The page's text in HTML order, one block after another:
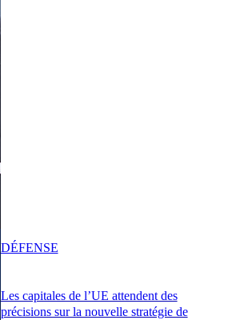
Les capitales de l’UE attendent des
précisions sur la nouvelle stratégie de
DÉFENSE